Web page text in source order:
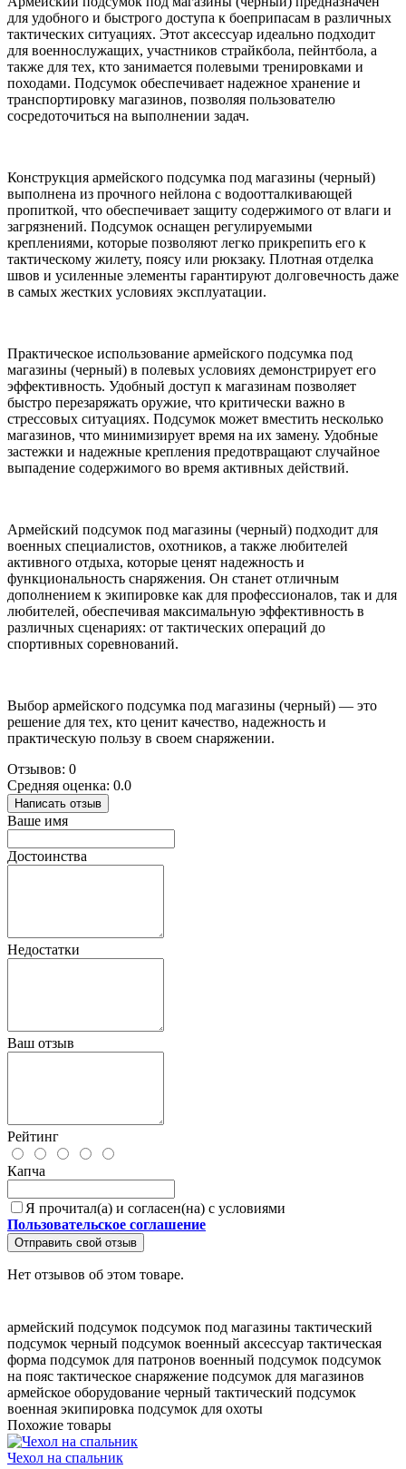
для удобного и быстрого доступа к боеприпасам в различных
тактических ситуациях. Этот аксессуар идеально подходит
для военнослужащих, участников страйкбола, пейнтбола, а
также для тех, кто занимается полевыми тренировками и
походами. Подсумок обеспечивает надежное хранение и
транспортировку магазинов, позволяя пользователю
сосредоточиться на выполнении задач.
Конструкция армейского подсумка под магазины (черный)
выполнена из прочного нейлона с водоотталкивающей
пропиткой, что обеспечивает защиту содержимого от влаги и
загрязнений. Подсумок оснащен регулируемыми
креплениями, которые позволяют легко прикрепить его к
тактическому жилету, поясу или рюкзаку. Плотная отделка
швов и усиленные элементы гарантируют долговечность даже
в самых жестких условиях эксплуатации.
Практическое использование армейского подсумка под
магазины (черный) в полевых условиях демонстрирует его
эффективность. Удобный доступ к магазинам позволяет
быстро перезаряжать оружие, что критически важно в
стрессовых ситуациях. Подсумок может вместить несколько
магазинов, что минимизирует время на их замену. Удобные
застежки и надежные крепления предотвращают случайное
выпадение содержимого во время активных действий.
Армейский подсумок под магазины (черный) подходит для
военных специалистов, охотников, а также любителей
активного отдыха, которые ценят надежность и
функциональность снаряжения. Он станет отличным
дополнением к экипировке как для профессионалов, так и для
любителей, обеспечивая максимальную эффективность в
различных сценариях: от тактических операций до
спортивных соревнований.
Выбор армейского подсумка под магазины (черный) — это
решение для тех, кто ценит качество, надежность и
практическую пользу в своем снаряжении.
Отзывов: 0
Средняя оценка: 0.0
Написать отзыв
Ваше имя
Достоинства
Недостатки
Ваш отзыв
Рейтинг
Капча
Я прочитал(а) и согласен(на) с условиями
Пользовательское соглашение
Отправить свой отзыв
Нет отзывов об этом товаре.
армейский подсумок подсумок под магазины тактический
подсумок черный подсумок военный аксессуар тактическая
форма подсумок для патронов военный подсумок подсумок
на пояс тактическое снаряжение подсумок для магазинов
армейское оборудование черный тактический подсумок
военная экипировка подсумок для охоты
Похожие товары
Чехол на спальник